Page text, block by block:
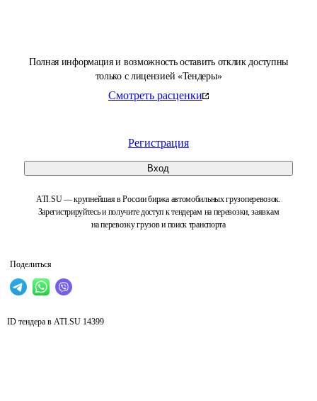
Полная информация и возможность оставить отклик доступны
только с лицензией «Тендеры»
Смотреть расценки
Регистрация
Вход
ATI.SU — крупнейшая в России биржа автомобильных грузоперевозок.
Зарегистрируйтесь и получите доступ к тендерам на перевозки, заявкам
на перевозку грузов и поиск транспорта
Поделиться
ID тендера в ATI.SU 14399